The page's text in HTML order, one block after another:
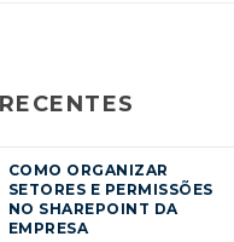
COMO ORGANIZAR
SETORES E PERMISSÕES
NO SHAREPOINT DA
EMPRESA